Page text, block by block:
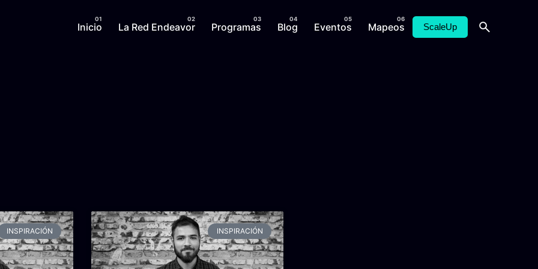
Inicio La Red Endeavor Programas Blog Eventos Mapeos ScaleUp
INSPIRACIÓN INSPIRACIÓN